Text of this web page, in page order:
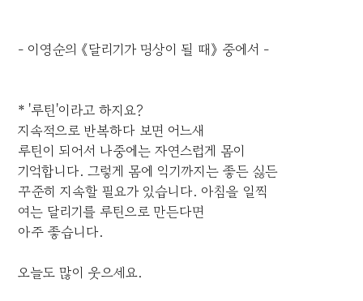
- 이영순의 《달리기가 명상이 될 때》 중에서 -
* '루틴'이라고 하지요?
지속적으로 반복하다 보면 어느새
루틴이 되어서 나중에는 자연스럽게 몸이
기억합니다. 그렇게 몸에 익기까지는 좋든 싫든
꾸준히 지속할 필요가 있습니다. 아침을 일찍
여는 달리기를 루틴으로 만든다면
아주 좋습니다.
오늘도 많이 웃으세요.